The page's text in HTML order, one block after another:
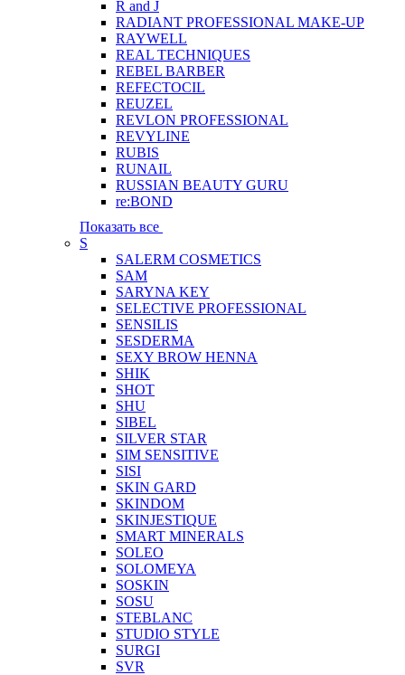
R and J
RADIANT PROFESSIONAL MAKE-UP
RAYWELL
REAL TECHNIQUES
REBEL BARBER
REFECTOCIL
REUZEL
REVLON PROFESSIONAL
REVYLINE
RUBIS
RUNAIL
RUSSIAN BEAUTY GURU
re:BOND
Показать все
S
SALERM COSMETICS
SAM
SARYNA KEY
SELECTIVE PROFESSIONAL
SENSILIS
SESDERMA
SEXY BROW HENNA
SHIK
SHOT
SHU
SIBEL
SILVER STAR
SIM SENSITIVE
SISI
SKIN GARD
SKINDOM
SKINJESTIQUE
SMART MINERALS
SOLEO
SOLOMEYA
SOSKIN
SOSU
STEBLANC
STUDIO STYLE
SURGI
SVR